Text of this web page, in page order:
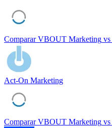
Comparar VBOUT Marketing vs
Act-On Marketing
Comparar VBOUT Marketing vs